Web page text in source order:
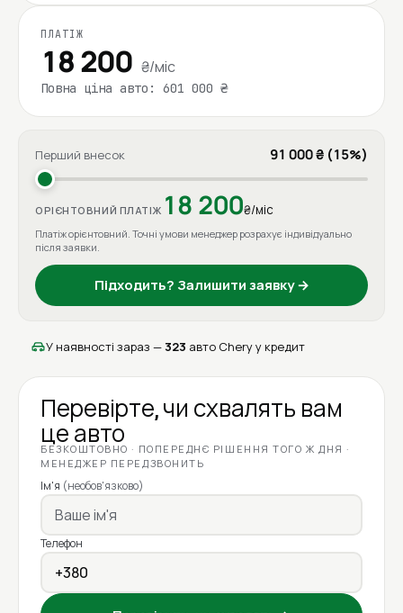
ПЛАТІЖ
18 200 ₴/міс
Повна ціна авто: 601 000 ₴
Перший внесок 91 000 ₴ (15%)
ОРІЄНТОВНИЙ ПЛАТІЖ 18 200₴/міс
Платіж орієнтовний. Точні умови менеджер розрахує індивідуально
після заявки.
Підходить? Залишити заявку →
У наявності зараз — 323 авто Chery у кредит
Перевірте, чи схвалять вам
це авто
БЕЗКОШТОВНО · ПОПЕРЕДНЄ РІШЕННЯ ТОГО Ж ДНЯ ·
МЕНЕДЖЕР ПЕРЕДЗВОНИТЬ
Ім'я (необов'язково)
Телефон